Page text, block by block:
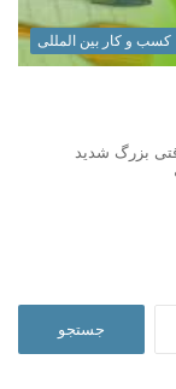
کسب و کار بین المللی
بزرگ شدید